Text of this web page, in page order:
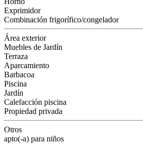
Exprimidor
Combinación frigorífico/congelador
Área exterior
Muebles de Jardín
Terraza
Aparcamiento
Barbacoa
Piscina
Jardín
Calefacción piscina
Propiedad privada
Otros
apto(-a) para niños